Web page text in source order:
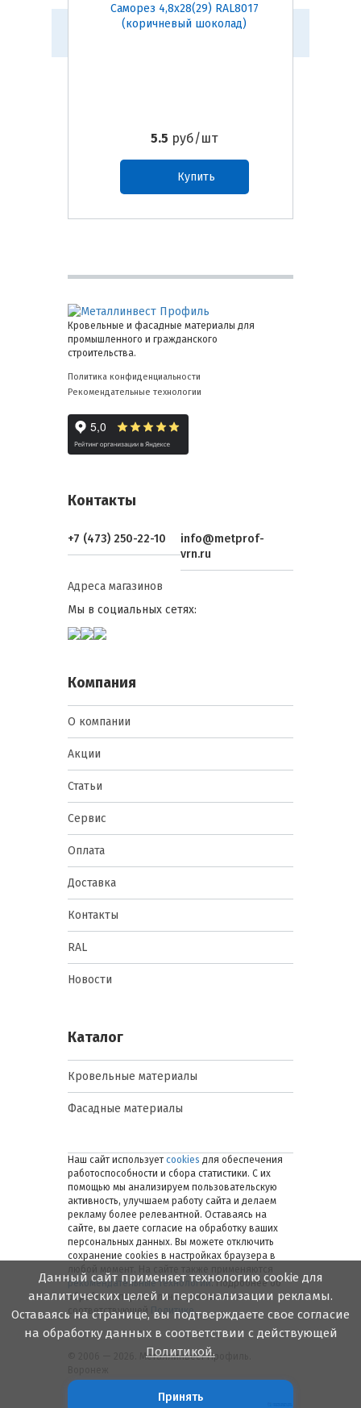
Саморез 4,8х28(29) RAL8017
(коричневый шоколад)
5.5 руб/шт
Купить
Кровельные и фасадные материалы для
промышленного и гражданского
строительства.
Политика конфиденциальности
Рекомендательные технологии
Контакты
+7 (473) 250-22-10
info@metprof-
vrn.ru
Адреса магазинов
Мы в социальных сетях:
Компания
О компании
Акции
Статьи
Сервис
Оплата
Доставка
Контакты
RAL
Новости
Каталог
Кровельные материалы
Фасадные материалы
Наш сайт использует cookies для обеспечения
работоспособности и сбора статистики. С их
помощью мы анализируем пользовательскую
активность, улучшаем работу сайта и делаем
рекламу более релевантной. Оставаясь на
сайте, вы даете согласие на обработку ваших
персональных данных. Вы можете отключить
сохранение cookies в настройках браузера в
рекомендательные технологии. Подробнее об
обработке персональных данных — в
соответствующей
Политике.
© 2006 — 2026. Металлинвест Профиль.
Данный сайт применяет технологию cookie для
аналитических целей и персонализации рекламы.
Оставаясь на странице, вы подтверждаете свое согласие
на обработку данных в соответствии с действующей
Политикой.
Принять